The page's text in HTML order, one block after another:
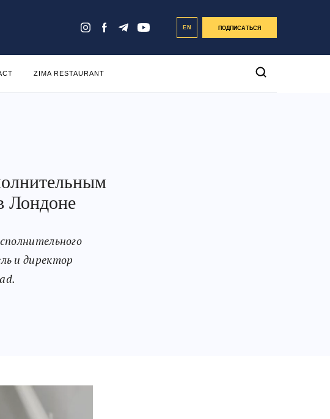
EN ПОДПИСАТЬСЯ
ZIMA RESTAURANT
Лондоне
и директор